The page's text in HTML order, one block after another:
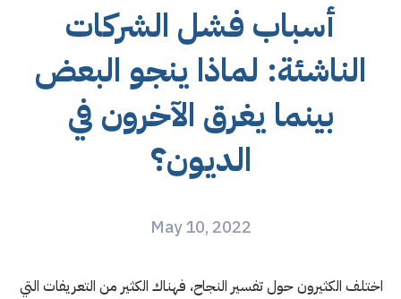
أسباب فشل الشركات
الناشئة: لماذا ينجو البعض
بينما يغرق الآخرون في
الديون؟
May 10, 2022
اختلف الكثيرون حول تفسير النجاح، فهناك الكثير من التعريفات التي